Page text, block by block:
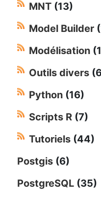
MNT (13)
Model Builder
Modélisation
Outils divers
Python (16)
Scripts R (7)
Tutoriels (44)
Postgis (6)
PostgreSQL (35)